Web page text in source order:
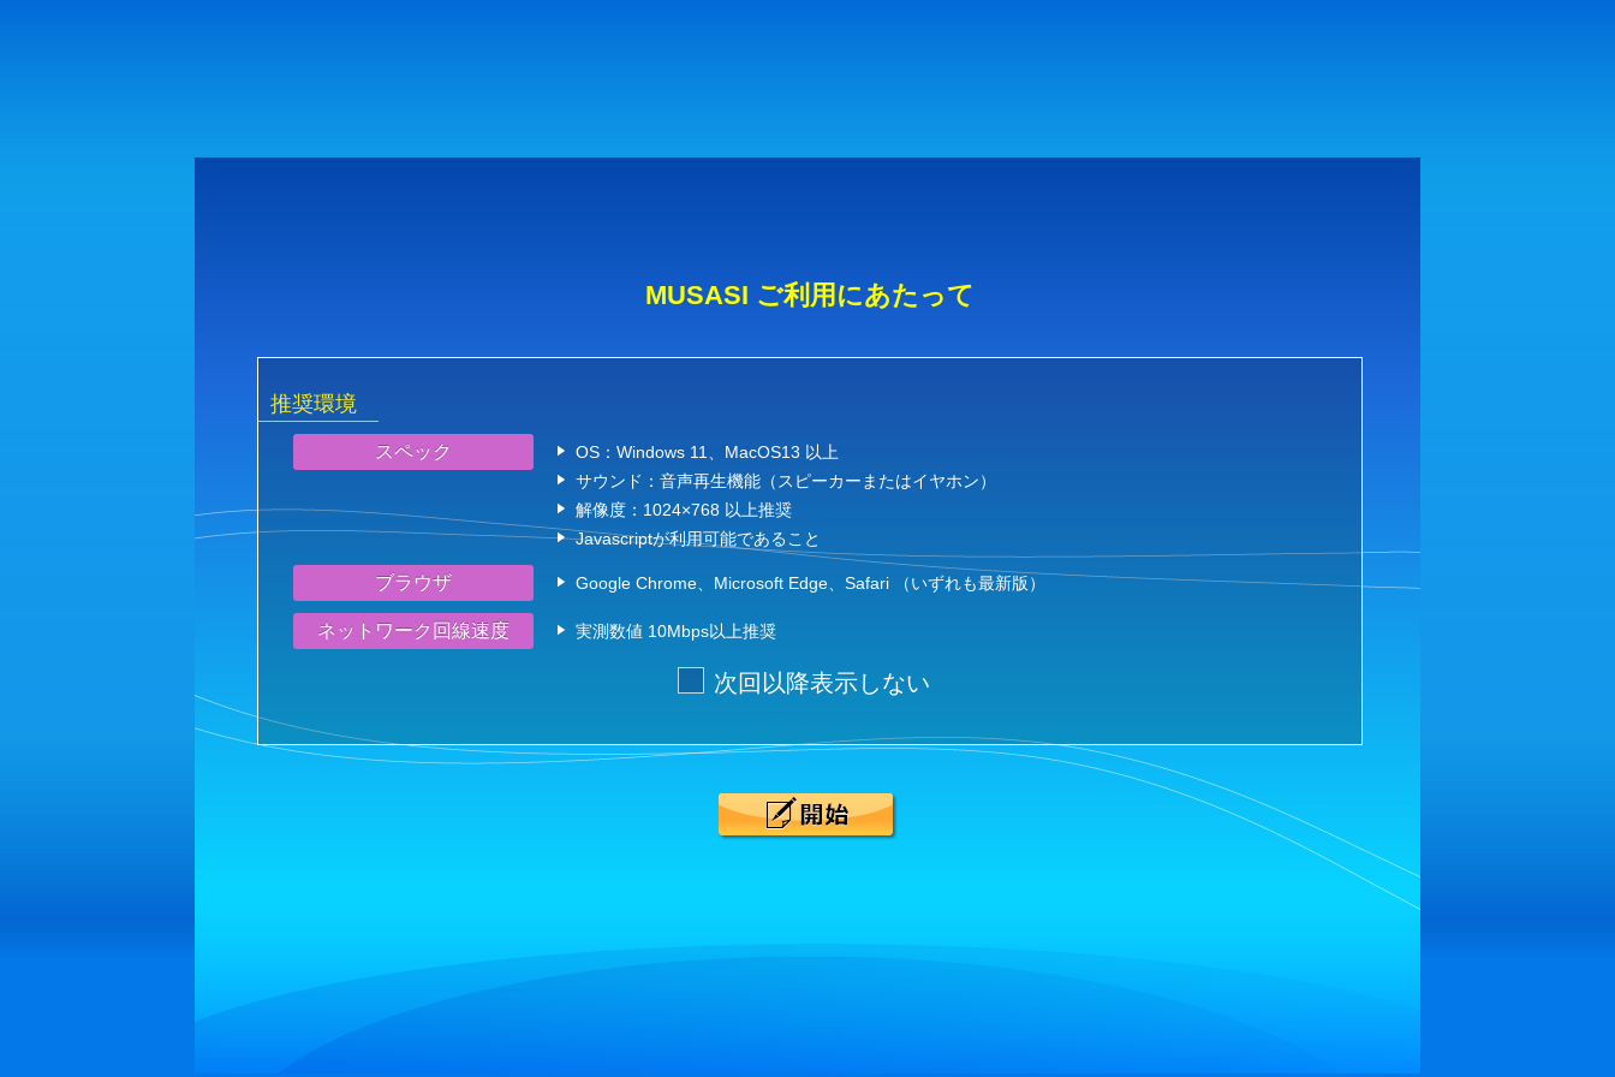
MUSASI ご利用にあたって
推奨環境
スペック
OS：Windows 11、MacOS13 以上
サウンド：音声再生機能（スピーカーまたはイヤホン）
解像度：1024×768 以上推奨
Javascriptが利用可能であること
ブラウザ Google Chrome、Microsoft Edge、Safari （いずれも最新版）
ネットワーク回線速度 実測数値 10Mbps以上推奨
次回以降表示しない